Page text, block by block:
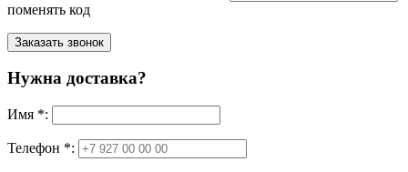
поменять код
Нужна доставка?
Имя *:
Телефон *: